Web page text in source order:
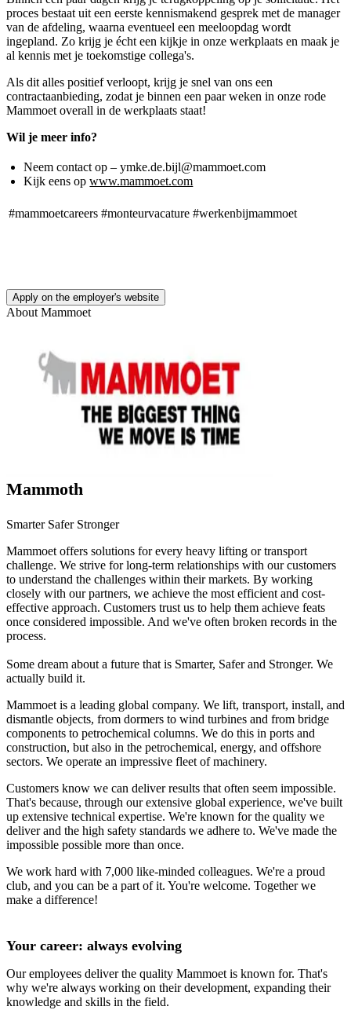
proces bestaat uit een eerste kennismakend gesprek met de manager
van de afdeling, waarna eventueel een meeloopdag wordt
ingepland. Zo krijg je écht een kijkje in onze werkplaats en maak je
al kennis met je toekomstige collega's.
Als dit alles positief verloopt, krijg je snel van ons een
contractaanbieding, zodat je binnen een paar weken in onze rode
Mammoet overall in de werkplaats staat!
Wil je meer info?
Neem contact op – ymke.de.bijl@mammoet.com
Kijk eens opwww.mammoet.com
#mammoetcareers #monteurvacature #werkenbijmammoet
Apply on the employer's website
About Mammoet
Mammoth
Smarter Safer Stronger
Mammoet offers solutions for every heavy lifting or transport
challenge. We strive for long-term relationships with our customers
to understand the challenges within their markets. By working
closely with our partners, we achieve the most efficient and cost-
effective approach. Customers trust us to help them achieve feats
once considered impossible. And we've often broken records in the
process.
Some dream about a future that is Smarter, Safer and Stronger. We
actually build it.
Mammoet is a leading global company. We lift, transport, install, and
dismantle objects, from dormers to wind turbines and from bridge
components to petrochemical columns. We do this in ports and
construction, but also in the petrochemical, energy, and offshore
sectors. We operate an impressive fleet of machinery.
Customers know we can deliver results that often seem impossible.
That's because, through our extensive global experience, we've built
up extensive technical expertise. We're known for the quality we
deliver and the high safety standards we adhere to. We've made the
impossible possible more than once.
We work hard with 7,000 like-minded colleagues. We're a proud
club, and you can be a part of it. You're welcome. Together we
make a difference!
Your career: always evolving
Our employees deliver the quality Mammoet is known for. That's
why we're always working on their development, expanding their
knowledge and skills in the field.